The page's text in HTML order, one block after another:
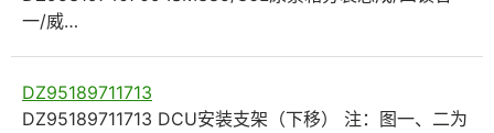
一/威…
DZ95189711713
DZ95189711713 DCU安装支架（下移） 注：图一、二为